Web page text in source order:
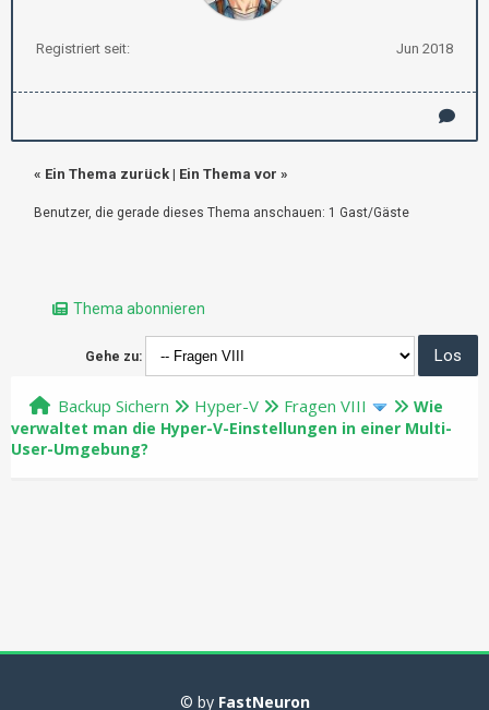
Registriert seit: Jun 2018
« Ein Thema zurück | Ein Thema vor »
Benutzer, die gerade dieses Thema anschauen: 1 Gast/Gäste
Thema abonnieren
Gehe zu:
Backup Sichern Hyper-V Fragen VIII
Wie
verwaltet man die Hyper-V-Einstellungen in einer Multi-
User-Umgebung?
© by FastNeuron